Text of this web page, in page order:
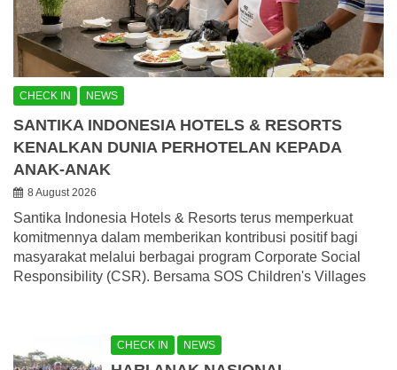
CHECK IN NEWS
SANTIKA INDONESIA HOTELS & RESORTS
KENALKAN DUNIA PERHOTELAN KEPADA
ANAK-ANAK
8 August 2026
Santika Indonesia Hotels & Resorts terus memperkuat
komitmennya dalam memberikan kontribusi positif bagi
masyarakat melalui berbagai program Corporate Social
Responsibility (CSR). Bersama SOS Children's Villages
CHECK IN NEWS